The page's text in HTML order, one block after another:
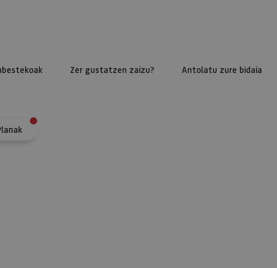
Zer gustatzen zaizu? Antolatu zure bidaia